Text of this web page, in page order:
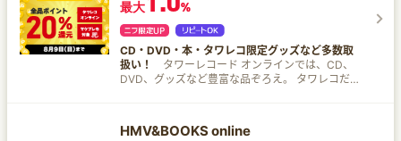
最大
%
CD・DVD・本・タワレコ限定グッズなど多数取
扱い！
タワーレコード オンラインでは、CD、
DVD、グッズなど豊富な品ぞろえ。 タワレコだけ
HMV&BOOKS online